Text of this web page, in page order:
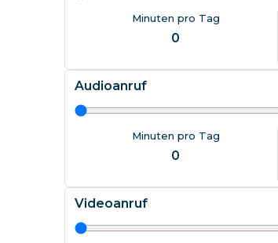
Minuten pro Tag
0
Audioanruf
Minuten pro Tag
0
Videoanruf